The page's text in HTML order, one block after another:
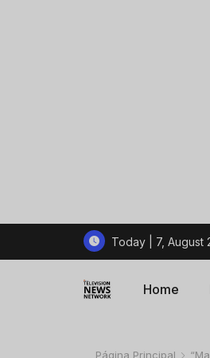
Today | 7, August
Home
Página Principal